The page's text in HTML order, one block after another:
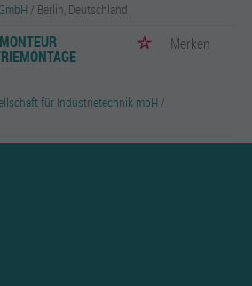
/ Berlin, Deutschland
Merken
für Industrietechnik mbH /